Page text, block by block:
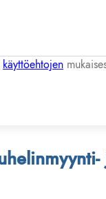
käyttöehtojen